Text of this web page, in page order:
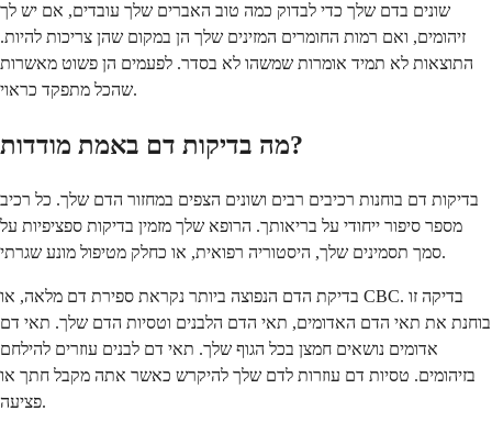
שונים בדם שלך כדי לבדוק כמה טוב האברים שלך עובדים, אם יש לך
זיהומים, ואם רמות החומרים המזינים שלך הן במקום שהן צריכות להיות.
התוצאות לא תמיד אומרות שמשהו לא בסדר. לפעמים הן פשוט מאשרות
שהכל מתפקד כראוי.
מה בדיקות דם באמת מודדות?
בדיקות דם בוחנות רכיבים רבים ושונים הצפים במחזור הדם שלך. כל רכיב
מספר סיפור ייחודי על בריאותך. הרופא שלך מזמין בדיקות ספציפיות על
סמך תסמינים שלך, היסטוריה רפואית, או כחלק מטיפול מונע שגרתי.
בדיקת הדם הנפוצה ביותר נקראת ספירת דם מלאה, או CBC. בדיקה זו
בוחנת את תאי הדם האדומים, תאי הדם הלבנים וטסיות הדם שלך. תאי דם
אדומים נושאים חמצן בכל הגוף שלך. תאי דם לבנים עוזרים להילחם
בזיהומים. טסיות דם עוזרות לדם שלך להיקרש כאשר אתה מקבל חתך או
פציעה.